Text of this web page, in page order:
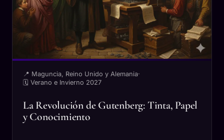
📍 Maguncia, Reino Unido y Alemania·
🗓 Verano e Invierno 2027
La Revolución de Gutenberg: Tinta, Papel
y Conocimiento